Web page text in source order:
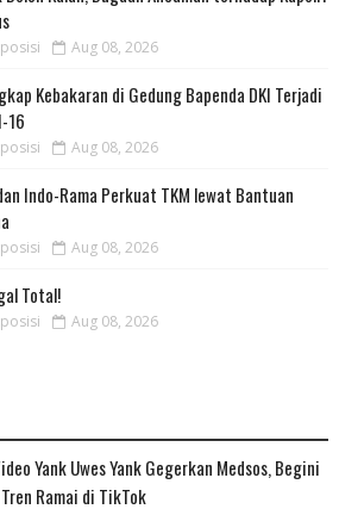
Aug 08, 2026
Kebakaran di Gedung Bapenda DKI Terjadi
16
Aug 08, 2026
Indo-Rama Perkuat TKM lewat Bantuan
Aug 08, 2026
Total!
Aug 08, 2026
Yank Uwes Yank Gegerkan Medsos, Begini
Ramai di TikTok